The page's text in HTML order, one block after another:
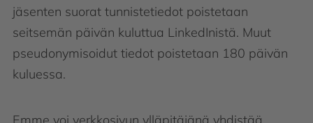
jäsenten suorat tunnistetiedot poistetaan
seitsemän päivän kuluttua LinkedInistä. Muut
pseudonymisoidut tiedot poistetaan 180 päivän
kuluessa.